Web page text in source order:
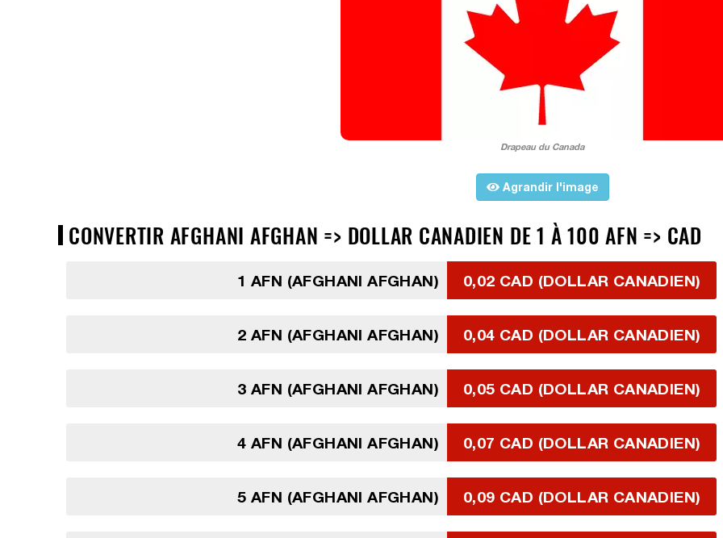
Drapeau du Canada
Agrandir l'image
CONVERTIR AFGHANI AFGHAN => DOLLAR CANADIEN DE 1 À 100 AFN => CAD
1 AFN (AFGHANI AFGHAN) 0,02 CAD (DOLLAR CANADIEN)
2 AFN (AFGHANI AFGHAN) 0,04 CAD (DOLLAR CANADIEN)
3 AFN (AFGHANI AFGHAN) 0,05 CAD (DOLLAR CANADIEN)
4 AFN (AFGHANI AFGHAN) 0,07 CAD (DOLLAR CANADIEN)
5 AFN (AFGHANI AFGHAN) 0,09 CAD (DOLLAR CANADIEN)